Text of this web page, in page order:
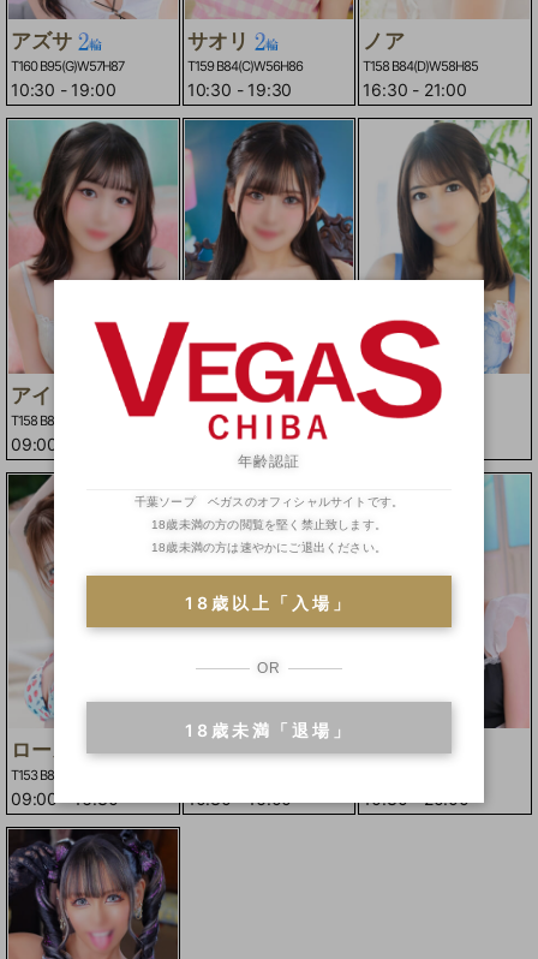
アズサ
T160 B95(G)W57H87
10:30 - 19:00
サオリ
T159 B84(C)W56H86
10:30 - 19:30
ノア
T158 B84(D)W58H85
16:30 - 21:00
アイリ
T158 B87(F)W57H85
09:00
マユ
T157 B85(F)W56H83
12:00 - 23:00
レイ
T153 B88(E)W56H83
ローズ
T153 B83(D)W55H82
09:00-16:30
ラン
10:30-16:00
ネネ
10:30-20:00
年齢認証
千葉ソープ ベガスのオフィシャルサイトです。
18歳未満の方の閲覧を堅く禁止致します。
18歳未満の方は速やかにご退出ください。
18歳以上「入場」
OR
18歳未満「退場」